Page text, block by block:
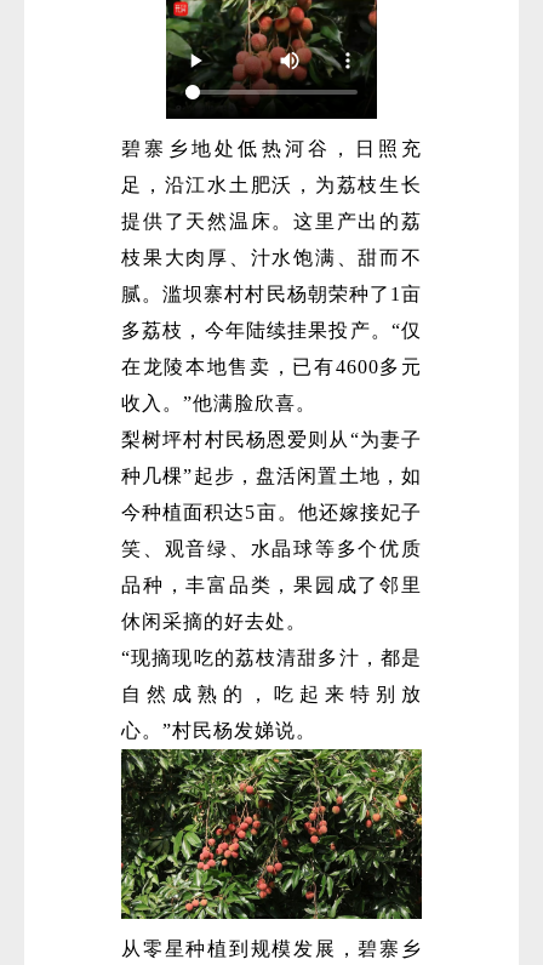
碧寨乡地处低热河谷，日照充
足，沿江水土肥沃，为荔枝生长
提供了天然温床。这里产出的荔
枝果大肉厚、汁水饱满、甜而不
腻。滥坝寨村村民杨朝荣种了1亩
多荔枝，今年陆续挂果投产。“仅
在龙陵本地售卖，已有4600多元
收入。”他满脸欣喜。
梨树坪村村民杨恩爱则从“为妻子
种几棵”起步，盘活闲置土地，如
今种植面积达5亩。他还嫁接妃子
笑、观音绿、水晶球等多个优质
品种，丰富品类，果园成了邻里
休闲采摘的好去处。
“现摘现吃的荔枝清甜多汁，都是
自然成熟的，吃起来特别放
心。”村民杨发娣说。
从零星种植到规模发展，碧寨乡